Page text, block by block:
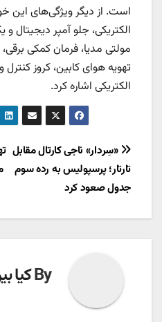
است. از دیگر ویژگی‌های این
الکتریکی، جلو آمپر دیجیتال و
مولتی مدیا، فرمان کمکی
تهویه هوای کابین، کروز کنترل
الکتریکی اشاره کرد.
راهبری
نوشته
«سِردار» ناجی کارتال مقابل
تارتار؛ پرسپولیس به رده سوم
جدول صعود کرد
Byکیا